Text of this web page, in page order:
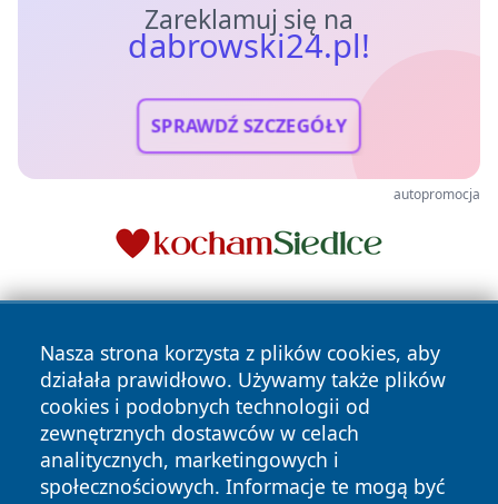
Zareklamuj się na
dabrowski24.pl!
SPRAWDŹ SZCZEGÓŁY
autopromocja
Nasza strona korzysta z plików cookies, aby
działała prawidłowo. Używamy także plików
cookies i podobnych technologii od
zewnętrznych dostawców w celach
analitycznych, marketingowych i
społecznościowych. Informacje te mogą być
Copyright © 2026 dabrowski24.pl Wszystkie prawa
zastrzeżone.